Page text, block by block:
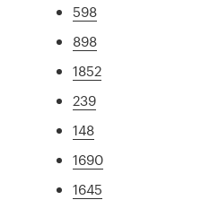
598
898
1852
239
148
1690
1645